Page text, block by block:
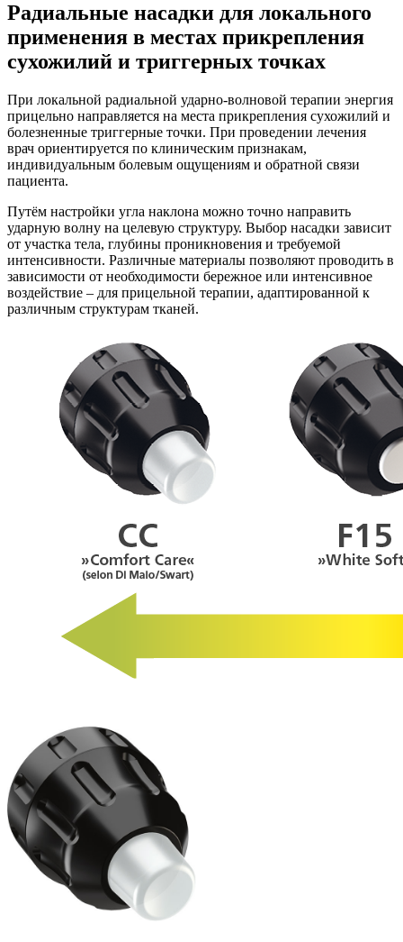
Радиальные насадки для локального
применения в местах прикрепления
сухожилий и триггерных точках
При локальной радиальной ударно-волновой терапии энергия
прицельно направляется на места прикрепления сухожилий и
болезненные триггерные точки. При проведении лечения
врач ориентируется по клиническим признакам,
индивидуальным болевым ощущениям и обратной связи
пациента.
Путём настройки угла наклона можно точно направить
ударную волну на целевую структуру. Выбор насадки зависит
от участка тела, глубины проникновения и требуемой
интенсивности. Различные материалы позволяют проводить в
зависимости от необходимости бережное или интенсивное
воздействие – для прицельной терапии, адаптированной к
различным структурам тканей.